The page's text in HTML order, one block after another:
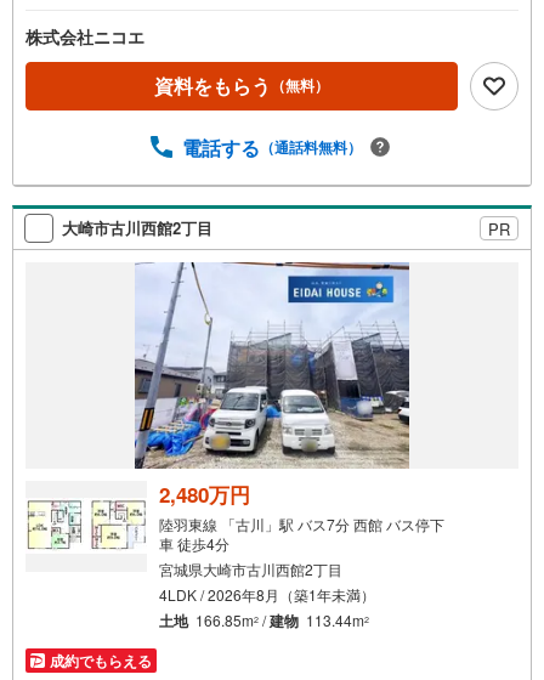
株式会社ニコエ
資料をもらう （無料）
電話する （通話料無料）
大崎市古川西館2丁目 PR
2,480万円
陸羽東線 「古川」駅 バス7分 西館 バス停下
車 徒歩4分
宮城県大崎市古川西館2丁目
4LDK / 2026年8月（築1年未満）
土地 166.85m2 /建物 113.44m2
成約でもらえる